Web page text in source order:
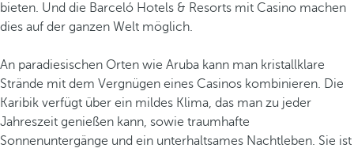
bieten. Und die Barceló Hotels & Resorts mit Casino machen
dies auf der ganzen Welt möglich.
An paradiesischen Orten wie Aruba kann man kristallklare
Strände mit dem Vergnügen eines Casinos kombinieren. Die
Karibik verfügt über ein mildes Klima, das man zu jeder
Jahreszeit genießen kann, sowie traumhafte
Sonnenuntergänge und ein unterhaltsames Nachtleben. Sie ist